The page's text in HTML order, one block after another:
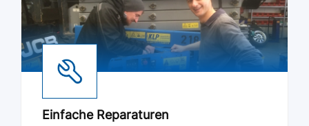
Einfache Reparaturen